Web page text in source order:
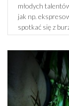
młodych
jak np.
spotkać się z